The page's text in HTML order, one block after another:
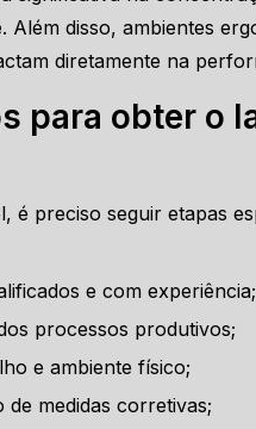
disso, ambientes
diretamente na
para obter o
é preciso seguir etapas
e com experiência;
processos produtivos;
e ambiente físico;
de medidas corretivas;